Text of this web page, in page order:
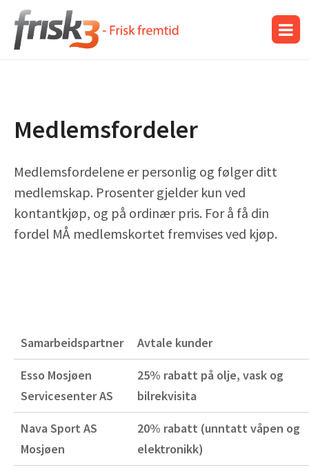
Medlemsfordeler
Medlemsfordelene er personlig og følger ditt
medlemskap. Prosenter gjelder kun ved
kontantkjøp, og på ordinær pris. For å få din
fordel MÅ medlemskortet fremvises ved kjøp.
Samarbeidspartner Avtale kunder
Esso Mosjøen
Servicesenter AS
25% rabatt på olje, vask og
bilrekvisita
Nava Sport AS
Mosjøen
20% rabatt (unntatt våpen og
elektronikk)